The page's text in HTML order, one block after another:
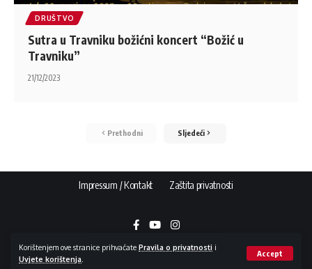
Korištenjem ove stranice prihvaćate Pravila o privatnosti i
Uvjete korištenja
Accept
DRUŠTVO
Sutra u Travniku božićni koncert “Božić u
Travniku”
21/12/2023
Prethodni Sljedeći
Impressum / Kontakt Zaštita privatnosti
Copyright © 2015 - 2026 NovaBila.info | E-mail: info@novabila.info